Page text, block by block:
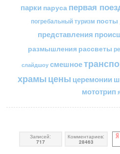
парки паруса первая
погребальный туризм посты
представления
размышления рассветы
слайдшоу смешное
храмы цены церемонии
мототрип
Записей:
717
Комментариев:
28463